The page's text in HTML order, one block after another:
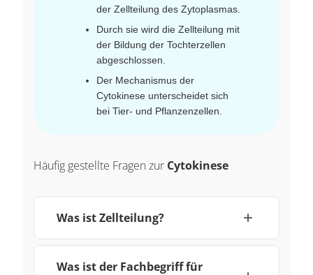
der Zellteilung des Zytoplasmas.
Durch sie wird die Zellteilung mit
der Bildung der Tochterzellen
abgeschlossen.
Der Mechanismus der
Cytokinese unterscheidet sich
bei Tier- und Pflanzenzellen.
Häufig gestellte Fragen zur Cytokinese
Was ist Zellteilung?
Was ist der Fachbegriff für